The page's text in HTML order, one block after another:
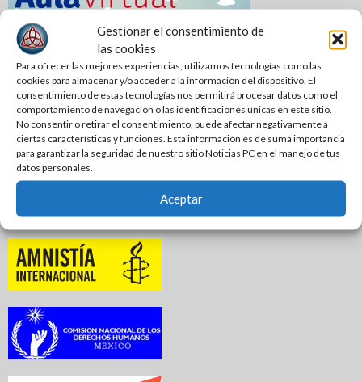
Gestionar el consentimiento de
las cookies
Para ofrecer las mejores experiencias, utilizamos tecnologías como las
cookies para almacenar y/o acceder a la información del dispositivo. El
consentimiento de estas tecnologías nos permitirá procesar datos como el
comportamiento de navegación o las identificaciones únicas en este sitio.
No consentir o retirar el consentimiento, puede afectar negativamente a
ciertas características y funciones. Esta información es de suma importancia
para garantizar la seguridad de nuestro sitio Noticias PC en el manejo de tus
datos personales.
Aceptar